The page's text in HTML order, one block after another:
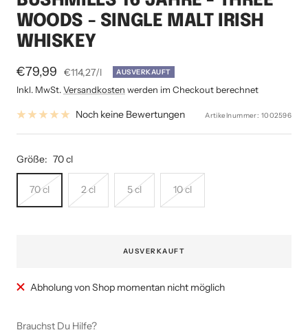
WOODS - SINGLE MALT IRISH
WHISKEY
Angebotspreis
€79,99 €114,27/l AUSVERKAUFT
Inkl. MwSt.Versandkosten werden im Checkout berechnet
Noch keine Bewertungen Artikelnummer: 1002596
Größe: 70 cl
70 cl 2 cl 5 cl 10 cl
AUSVERKAUFT
Abholung von Shop momentan nicht möglich
Brauchst Du Hilfe?